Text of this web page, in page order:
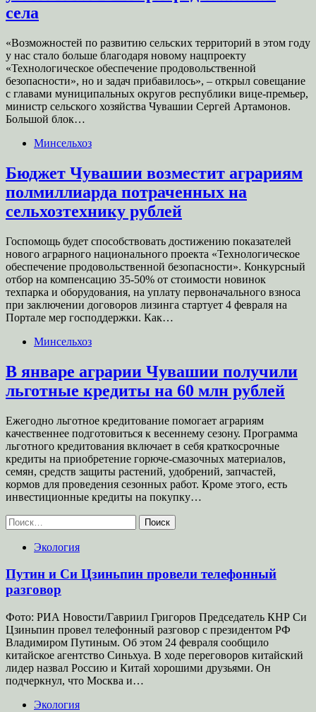
села
«Возможностей по развитию сельских территорий в этом году
у нас стало больше благодаря новому нацпроекту
«Технологическое обеспечение продовольственной
безопасности», но и задач прибавилось», – открыл совещание
с главами муниципальных округов республики вице-премьер,
министр сельского хозяйства Чувашии Сергей Артамонов.
Большой блок…
Минсельхоз
Бюджет Чувашии возместит аграриям
полмиллиарда потраченных на
сельхозтехнику рублей
Госпомощь будет способствовать достижению показателей
нового аграрного национального проекта «Технологическое
обеспечение продовольственной безопасности». Конкурсный
отбор на компенсацию 35-50% от стоимости новинок
техпарка и оборудования, на уплату первоначального взноса
при заключении договоров лизинга стартует 4 февраля на
Портале мер господдержки. Как…
Минсельхоз
В январе аграрии Чувашии получили
льготные кредиты на 60 млн рублей
Ежегодно льготное кредитование помогает аграриям
качественнее подготовиться к весеннему сезону. Программа
льготного кредитования включает в себя краткосрочные
кредиты на приобретение горюче-смазочных материалов,
семян, средств защиты растений, удобрений, запчастей,
кормов для проведения сезонных работ. Кроме этого, есть
инвестиционные кредиты на покупку…
Найти:
Экология
Путин и Си Цзиньпин провели телефонный
разговор
Фото: РИА Новости/Гавриил Григоров Председатель КНР Си
Цзиньпин провел телефонный разговор с президентом РФ
Владимиром Путиным. Об этом 24 февраля сообщило
китайское агентство Синьхуа. В ходе переговоров китайский
лидер назвал Россию и Китай хорошими друзьями. Он
подчеркнул, что Москва и…
Экология